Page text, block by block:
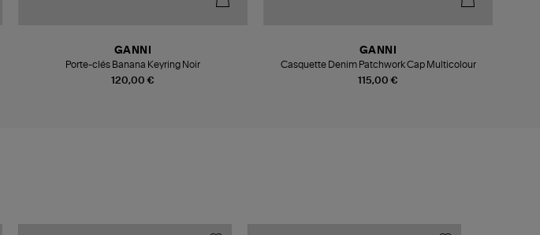
120,00 €
GANNI
Porte-clés Banana Keyring Noir
115,00 €
GANNI
Casquette Denim Patchwork Cap Multicolour